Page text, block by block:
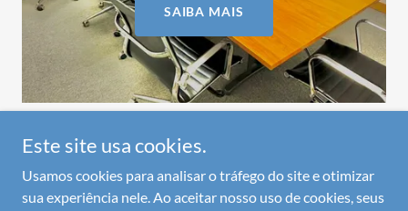
SAIBA MAIS
Copyright © 2024 Condomínio A4 Offices – Todos os direitos
reservados.
Este site usa cookies.
Usamos cookies para analisar o tráfego do site e otimizar
sua experiência nele. Ao aceitar nosso uso de cookies, seus